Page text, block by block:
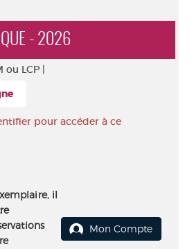
- 2026
ou LCP |
pour accéder à ce
il
Mon Compte